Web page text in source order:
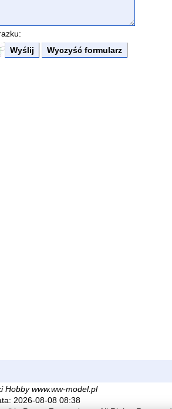
Hobby www.ww-model.pl
2026-08-08 08:38